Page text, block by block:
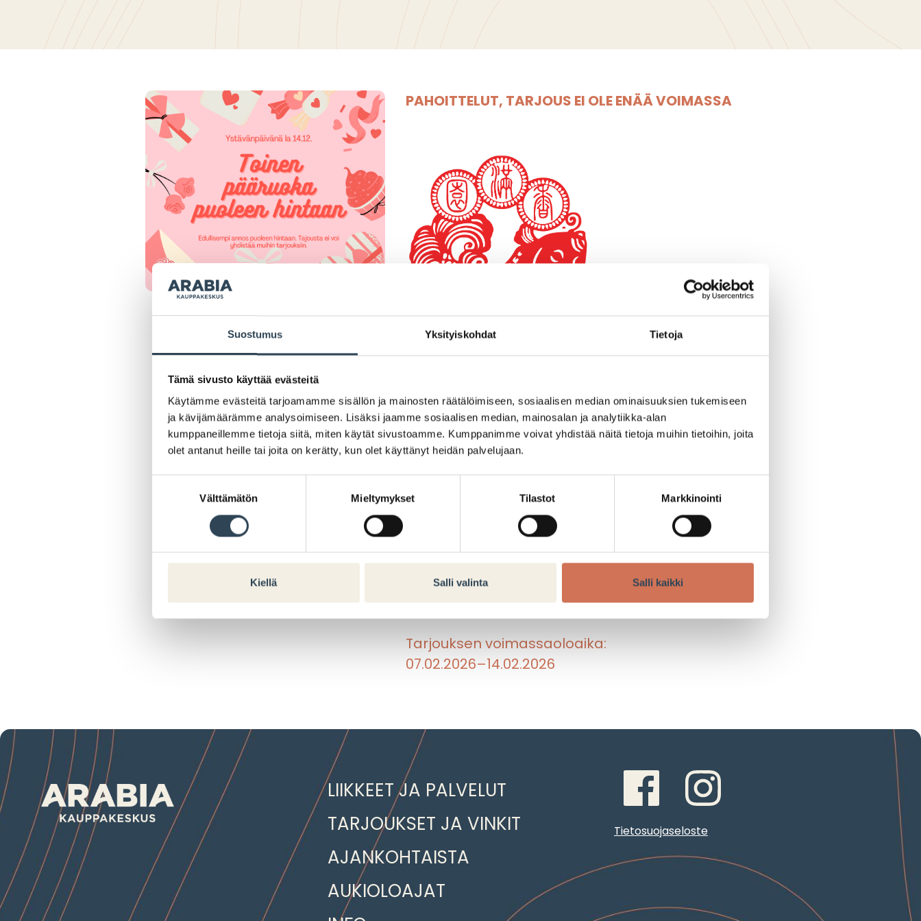
Suostumus Yksityiskohdat Tietoja
Tämä sivusto käyttää evästeitä
Käytämme evästeitä tarjoamamme sisällön ja mainosten räätälöimiseen, sosiaalisen median ominaisuuksien tukemiseen
ja kävijämäärämme analysoimiseen. Lisäksi jaamme sosiaalisen median, mainosalan ja analytiikka-alan
kumppaneillemme tietoja siitä, miten käytät sivustoamme. Kumppanimme voivat yhdistää näitä tietoja muihin tietoihin, joita
olet antanut heille tai joita on kerätty, kun olet käyttänyt heidän palvelujaan.
Välttämätön Mieltymykset Tilastot Markkinointi
Kiellä Salli valinta Salli kaikki
PAHOITTELUT, TARJOUS EI OLE ENÄÄ VOIMASSA
Ystävänpäivätarjous
Ystävänpäivänä ystäväsi ruokailee puoleen hintaan!
Tilaa kaksi annosta, saat edullisemman annoksen
Tarjousta ei voi yhdistää muihin tarjouksiin.
2. pääruoka puoleen hintaan
Tarjouksen voimassaoloaika:
07.02.2026–14.02.2026
LIIKKEET JA PALVELUT
TARJOUKSET JA VINKIT
AJANKOHTAISTA
AUKIOLOAJAT
Tietosuojaseloste